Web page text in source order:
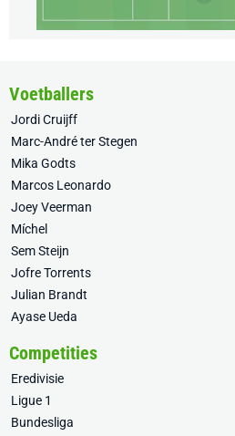
Voetballers
Jordi Cruijff
Marc-André ter Stegen
Mika Godts
Marcos Leonardo
Joey Veerman
Míchel
Sem Steijn
Jofre Torrents
Julian Brandt
Ayase Ueda
Competities
Eredivisie
Ligue 1
Bundesliga